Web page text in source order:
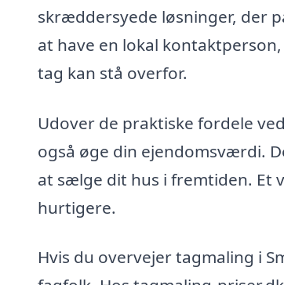
skræddersyede løsninger, der
at have en lokal
tag kan stå overfor.
Udover de praktiske fordele
også øge din ejendomsværdi.
at sælge dit hus i fremtiden.
hurtigere.
Hvis du overvejer tagmaling i